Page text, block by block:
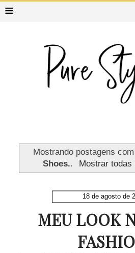
≡
Mostrando postagens
Shoes.. Mostrar todas
18 de agosto de
MEU LOOK